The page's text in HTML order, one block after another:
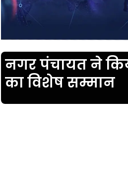
नगर पंचायत ने
का विशेष सम्मान